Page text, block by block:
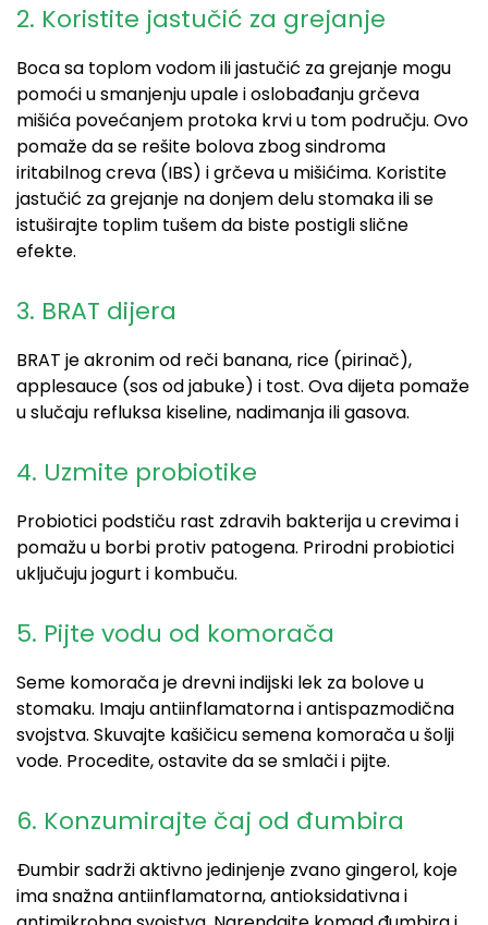
2. Koristite jastučić za grejanje
Boca sa toplom vodom ili jastučić za grejanje mogu
pomoći u smanjenju upale i oslobađanju grčeva
mišića povećanjem protoka krvi u tom području. Ovo
pomaže da se rešite bolova zbog sindroma
iritabilnog creva (IBS) i grčeva u mišićima. Koristite
jastučić za grejanje na donjem delu stomaka ili se
istuširajte toplim tušem da biste postigli slične
efekte.
3. BRAT dijera
BRAT je akronim od reči banana, rice (pirinač),
applesauce (sos od jabuke) i tost. Ova dijeta pomaže
u slučaju refluksa kiseline, nadimanja ili gasova.
4. Uzmite probiotike
Probiotici podstiču rast zdravih bakterija u crevima i
pomažu u borbi protiv patogena. Prirodni probiotici
uključuju jogurt i kombuču.
5. Pijte vodu od komorača
Seme komorača je drevni indijski lek za bolove u
stomaku. Imaju antiinflamatorna i antispazmodična
svojstva. Skuvajte kašičicu semena komorača u šolji
vode. Procedite, ostavite da se smlači i pijte.
6. Konzumirajte čaj od đumbira
Đumbir sadrži aktivno jedinjenje zvano gingerol, koje
ima snažna antiinflamatorna, antioksidativna i